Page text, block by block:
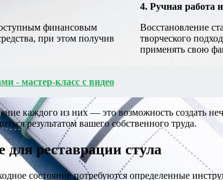
финансовым
при этом получив
4. Ручная работа
Восстановление
творческого
применять свою
- мастер-класс с видео
каждого из них — это возможность создать
результатом вашего собственного труда.
реставрации стула
состояние потребуются определенные